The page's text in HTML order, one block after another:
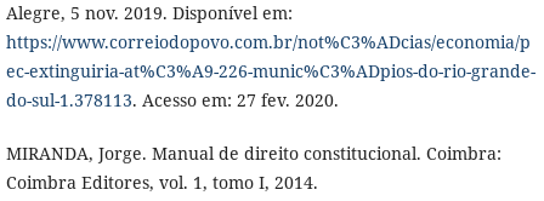
Alegre, 5 nov. 2019. Disponível em:
https://www.correiodopovo.com.br/not%C3%ADcias/economia/p
ec-extinguiria-at%C3%A9-226-munic%C3%ADpios-do-rio-grande-
do-sul-1.378113. Acesso em: 27 fev. 2020.
MIRANDA, Jorge. Manual de direito constitucional. Coimbra:
Coimbra Editores, vol. 1, tomo I, 2014.